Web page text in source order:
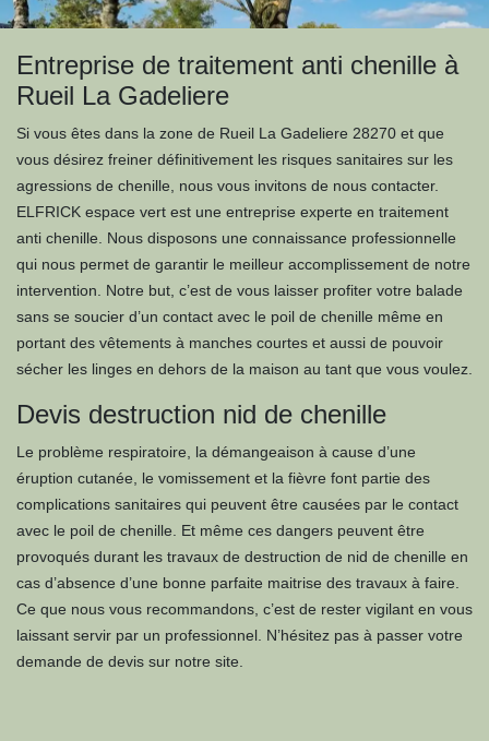
Entreprise de traitement anti chenille à
Rueil La Gadeliere
Si vous êtes dans la zone de Rueil La Gadeliere 28270 et que
vous désirez freiner définitivement les risques sanitaires sur les
agressions de chenille, nous vous invitons de nous contacter.
ELFRICK espace vert est une entreprise experte en traitement
anti chenille. Nous disposons une connaissance professionnelle
qui nous permet de garantir le meilleur accomplissement de notre
intervention. Notre but, c’est de vous laisser profiter votre balade
sans se soucier d’un contact avec le poil de chenille même en
portant des vêtements à manches courtes et aussi de pouvoir
sécher les linges en dehors de la maison au tant que vous voulez.
Devis destruction nid de chenille
Le problème respiratoire, la démangeaison à cause d’une
éruption cutanée, le vomissement et la fièvre font partie des
complications sanitaires qui peuvent être causées par le contact
avec le poil de chenille. Et même ces dangers peuvent être
provoqués durant les travaux de destruction de nid de chenille en
cas d’absence d’une bonne parfaite maitrise des travaux à faire.
Ce que nous vous recommandons, c’est de rester vigilant en vous
laissant servir par un professionnel. N’hésitez pas à passer votre
demande de devis sur notre site.